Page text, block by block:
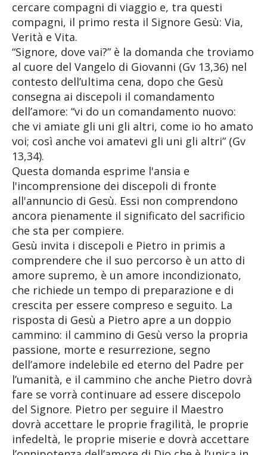
cercare compagni di viaggio e, tra questi
compagni, il primo resta il Signore Gesù: Via,
Verità e Vita.
“Signore, dove vai?” è la domanda che troviamo
al cuore del Vangelo di Giovanni (Gv 13,36) nel
contesto dell’ultima cena, dopo che Gesù
consegna ai discepoli il comandamento
dell’amore: “vi do un comandamento nuovo:
che vi amiate gli uni gli altri, come io ho amato
voi; così anche voi amatevi gli uni gli altri” (Gv
13,34).
Questa domanda esprime l'ansia e
l'incomprensione dei discepoli di fronte
all'annuncio di Gesù. Essi non comprendono
ancora pienamente il significato del sacrificio
che sta per compiere.
Gesù invita i discepoli e Pietro in primis a
comprendere che il suo percorso è un atto di
amore supremo, è un amore incondizionato,
che richiede un tempo di preparazione e di
crescita per essere compreso e seguito. La
risposta di Gesù a Pietro apre a un doppio
cammino: il cammino di Gesù verso la propria
passione, morte e resurrezione, segno
dell’amore indelebile ed eterno del Padre per
l’umanità, e il cammino che anche Pietro dovrà
fare se vorrà continuare ad essere discepolo
del Signore. Pietro per seguire il Maestro
dovrà accettare le proprie fragilità, le proprie
infedeltà, le proprie miserie e dovrà accettare